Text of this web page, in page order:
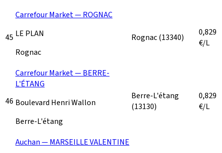
45
Carrefour Market — ROGNAC
LE PLAN
Rognac
Rognac(13340)
0,829
€/L
46
Carrefour Market — BERRE-
L'ÉTANG
Boulevard Henri Wallon
Berre-L'étang
Berre-L'étang
(13130)
0,829
€/L
Auchan — MARSEILLE VALENTINE